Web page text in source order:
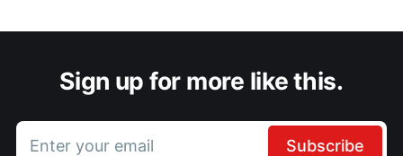
Sign up for more like this.
Enter your email Subscribe